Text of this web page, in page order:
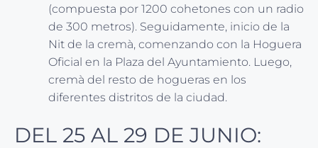
(compuesta por 1200 cohetones con un radio
de 300 metros). Seguidamente, inicio de la
Nit de la cremà, comenzando con la Hoguera
Oficial en la Plaza del Ayuntamiento. Luego,
cremà del resto de hogueras en los
diferentes distritos de la ciudad.
DEL 25 AL 29 DE JUNIO: